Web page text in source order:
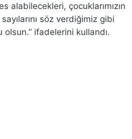
alabilecekleri, çocuklarımızın
söz verdiğimiz gibi
olsun.” ifadelerini kullandı.